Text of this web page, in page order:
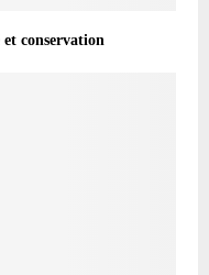
conservation